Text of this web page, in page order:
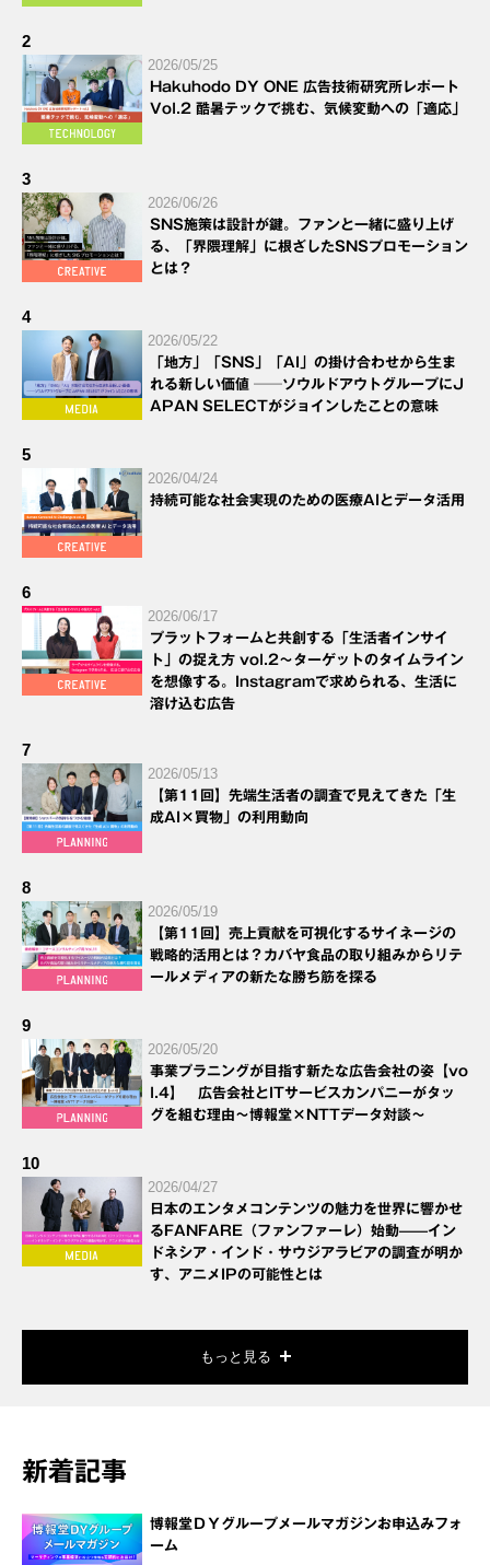
2
2026/05/25
Hakuhodo DY ONE 広告技術研究所レポート
Vol.2 酷暑テックで挑む、気候変動への「適応」
3
2026/06/26
SNS施策は設計が鍵。ファンと一緒に盛り上げ
る、「界隈理解」に根ざしたSNSプロモーション
とは？
4
2026/05/22
「地方」「SNS」「AI」の掛け合わせから生ま
れる新しい価値 ──ソウルドアウトグループにJ
APAN SELECTがジョインしたことの意味
5
2026/04/24
持続可能な社会実現のための医療AIとデータ活用
6
2026/06/17
プラットフォームと共創する「生活者インサイ
ト」の捉え方 vol.2～ターゲットのタイムライン
を想像する。Instagramで求められる、生活に
溶け込む広告
7
2026/05/13
【第11回】先端生活者の調査で見えてきた「生
成AI×買物」の利用動向
8
2026/05/19
【第11回】売上貢献を可視化するサイネージの
戦略的活用とは？カバヤ食品の取り組みからリテ
ールメディアの新たな勝ち筋を探る
9
2026/05/20
事業プラニングが目指す新たな広告会社の姿【vo
l.4】 広告会社とITサービスカンパニーがタッ
グを組む理由～博報堂×NTTデータ対談～
10
2026/04/27
日本のエンタメコンテンツの魅力を世界に響かせ
るFANFARE（ファンファーレ）始動——イン
ドネシア・インド・サウジアラビアの調査が明か
す、アニメIPの可能性とは
もっと見る
新着記事
博報堂ＤＹグループメールマガジンお申込みフォ
ーム